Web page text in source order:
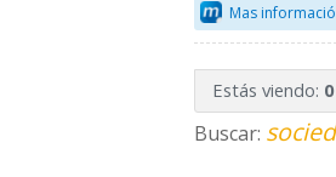
Mas
Estás viendo: 0
Buscar: